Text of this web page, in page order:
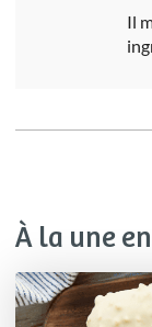
Il
À la une